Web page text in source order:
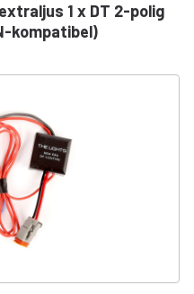
1 x DT 2-polig
kompatibel)